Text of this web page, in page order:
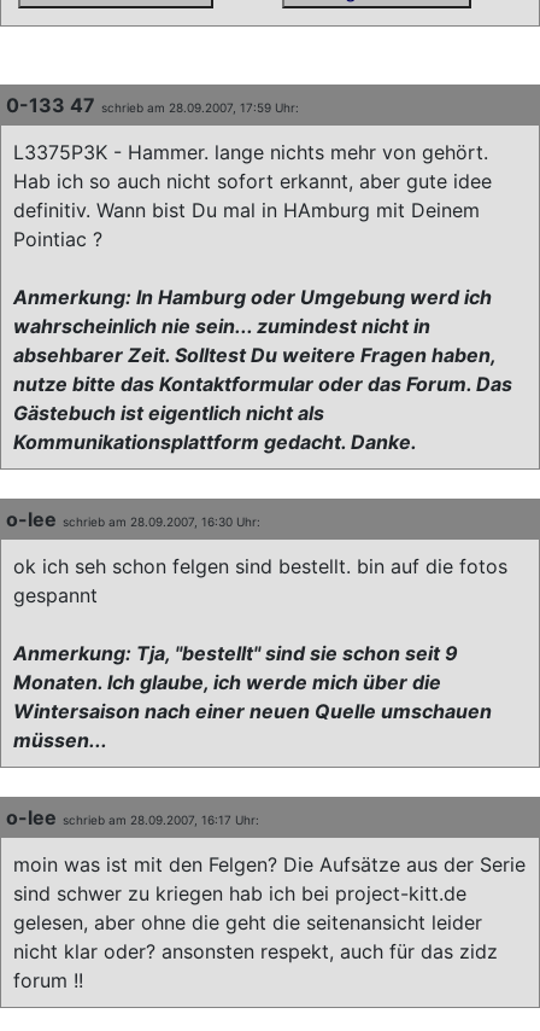
0-133 47 schrieb am 28.09.2007, 17:59 Uhr:
L3375P3K - Hammer. lange nichts mehr von gehört.
Hab ich so auch nicht sofort erkannt, aber gute idee
definitiv. Wann bist Du mal in HAmburg mit Deinem
Pointiac ?
Anmerkung: In Hamburg oder Umgebung werd ich
wahrscheinlich nie sein... zumindest nicht in
absehbarer Zeit. Solltest Du weitere Fragen haben,
nutze bitte das Kontaktformular oder das Forum. Das
Gästebuch ist eigentlich nicht als
Kommunikationsplattform gedacht. Danke.
o-lee schrieb am 28.09.2007, 16:30 Uhr:
ok ich seh schon felgen sind bestellt. bin auf die fotos
gespannt
Anmerkung: Tja, "bestellt" sind sie schon seit 9
Monaten. Ich glaube, ich werde mich über die
Wintersaison nach einer neuen Quelle umschauen
müssen...
o-lee schrieb am 28.09.2007, 16:17 Uhr:
moin was ist mit den Felgen? Die Aufsätze aus der Serie
sind schwer zu kriegen hab ich bei project-kitt.de
gelesen, aber ohne die geht die seitenansicht leider
nicht klar oder? ansonsten respekt, auch für das zidz
forum !!